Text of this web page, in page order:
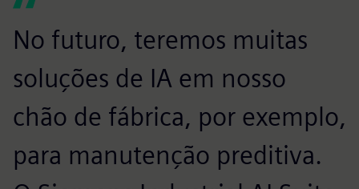
No futuro, teremos muitas
soluções de IA em nosso
chão de fábrica, por exemplo,
para manutenção preditiva.